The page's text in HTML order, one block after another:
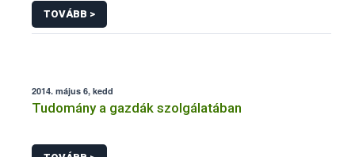
TOVÁBB >
2014. május 6, kedd
Tudomány a gazdák szolgálatában